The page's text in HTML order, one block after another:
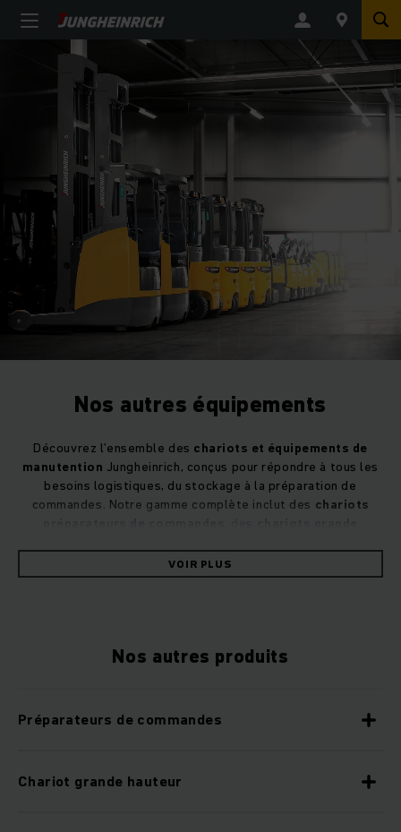
Nos autres équipements
Découvrez l’ensemble des chariots et équipements de
manutention Jungheinrich, conçus pour répondre à tous les
besoins logistiques, du stockage à la préparation de
commandes. Notre gamme complète inclut des chariots
optimiser vos flux internes.
, ainsi que deschariots élévateurs lithium-
alliant performance et efficacité énergétique. Enfin, nos
à vos exigences pour améliorer votre performance
VOIR PLUS
Nos autres produits
Préparateurs de commandes
Chariot grande hauteur